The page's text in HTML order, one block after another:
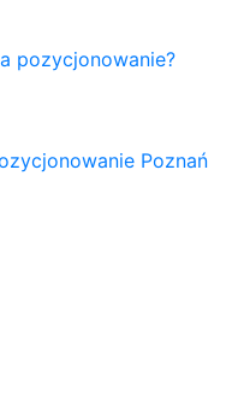
pozycjonowanie?
Poznań